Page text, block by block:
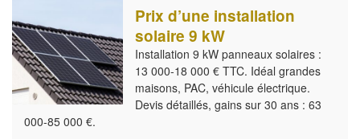
Prix d’une installation
solaire 9 kW
Installation 9 kW panneaux solaires :
13 000-18 000 € TTC. Idéal grandes
maisons, PAC, véhicule électrique.
Devis détaillés, gains sur 30 ans : 63
000-85 000 €.